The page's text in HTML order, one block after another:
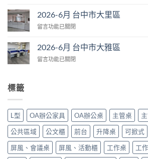
中
市
里
中
月
台
市
里
2026-6月 台中市大里區
在
月
台
中
留言功能已關閉
2026-6月 台中市大雅區
在
市
大
雅
區〉
中
留言功能已關閉
標籤
L型 OA辦公家具 OA辦公桌 主管桌
公共區域
公文櫃 前台 升降桌 可掀式
屏風、會議桌
屏風、活動櫃 工作桌 工